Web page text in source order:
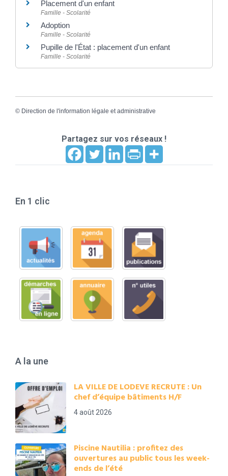
Placement d'un enfant
Famille - Scolarité
Adoption
Famille - Scolarité
Pupille de l'État : placement d'un enfant
Famille - Scolarité
© Direction de l'information légale et administrative
Partagez sur vos réseaux !
En 1 clic
A la une
LA VILLE DE LODEVE RECRUTE : Un
chef d’équipe bâtiments H/F
4 août 2026
Piscine Nautilia : profitez des
ouvertures au public tous les week-
ends de l’été